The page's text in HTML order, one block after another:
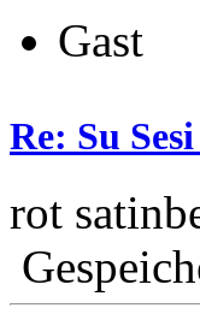
Gast
Re: Su
rot